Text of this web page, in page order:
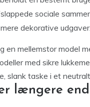
sociale
dekorative udgaver.
en mellemstor model
med sikre
slank taske i et
længere